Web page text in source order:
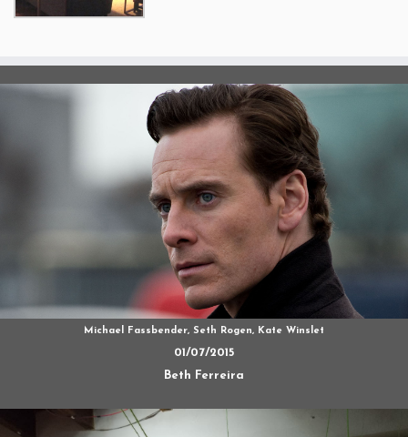
Michael Fassbender, Seth Rogen, Kate Winslet
01/07/2015
Beth Ferreira